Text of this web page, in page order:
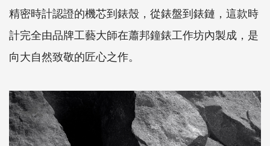
精密時計認證的機芯到錶殼，從錶盤到錶鏈，這款時
計完全由品牌工藝大師在蕭邦鐘錶工作坊內製成，是
向大自然致敬的匠心之作。